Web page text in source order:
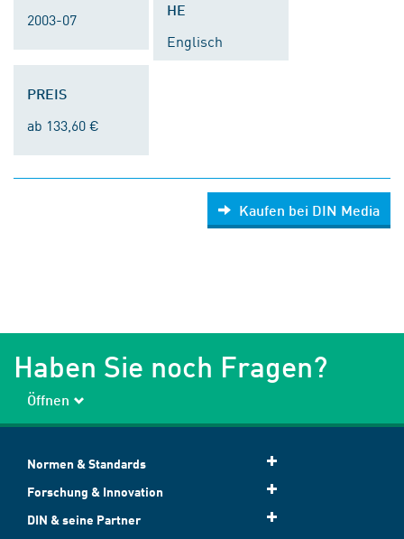
2003-07
HE
Englisch
PREIS
ab 133,60 €
Kaufen bei DIN Media
Haben Sie noch Fragen?
Öffnen
Normen & Standards
Forschung & Innovation
DIN & seine Partner